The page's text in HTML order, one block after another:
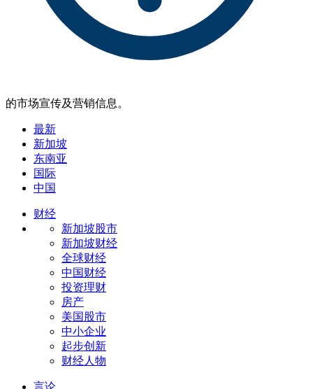
的市场宣传及营销信息。
最新
新加坡
东南亚
国际
中国
财经
新加坡股市
新加坡财经
全球财经
中国财经
投资理财
房产
美国股市
中小企业
起步创新
财经人物
言论